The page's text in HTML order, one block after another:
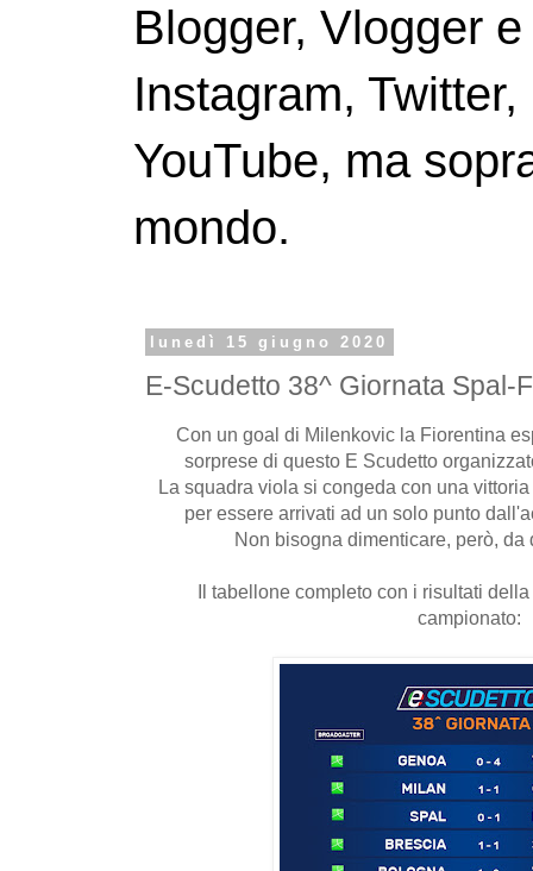
Blogger, Vlogger
Instagram,
YouTube, ma
mondo.
lunedì 15 giugno 2020
E-Scudetto 38^ Giornata Spal-
Con un goal di Milenkovic la Fiorentina
sorprese di questo E Scudetto
La squadra viola si congeda con una
per essere arrivati ad un solo punto
Non bisogna dimenticare, però, da
Il tabellone completo con i risultati
campionato: